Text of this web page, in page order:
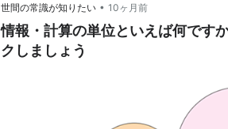
世間の常識が知りたい • 10ヶ月前
情報・計算の単位といえば何です
クしましょう